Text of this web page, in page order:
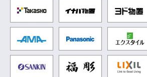
パナソニック
SANKIN 福彫